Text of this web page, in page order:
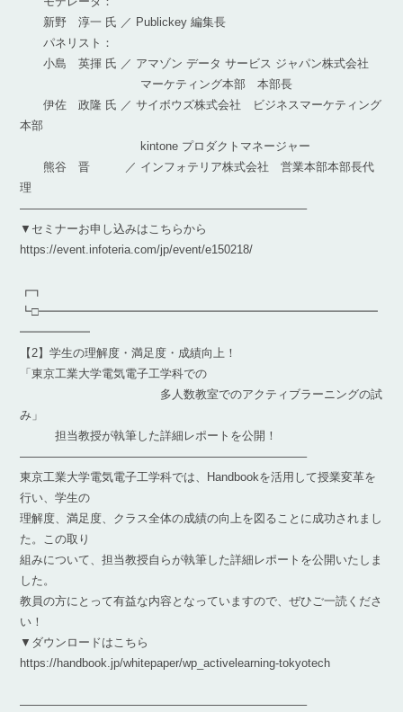
新野 淳一 氏 ／ Publickey 編集長
パネリスト：
小島 英揮 氏 ／ アマゾン データ サービス ジャパン株式会社
マーケティング本部 本部長
伊佐 政隆 氏 ／ サイボウズ株式会社 ビジネスマーケティング
本部
kintone プロダクトマネージャー
熊谷 晋 ／ インフォテリア株式会社 営業本部本部長代
理
————————————————————————–
▼セミナーお申し込みはこちらから
https://event.infoteria.com/jp/event/e150218/
┏┓
┗□━━━━━━━━━━━━━━━━━━━━━━━━━━━━━
━━━━━━
【2】学生の理解度・満足度・成績向上！
「東京工業大学電気電子工学科での
多人数教室でのアクティブラーニングの試
み」
担当教授が執筆した詳細レポートを公開！
————————————————————————–
東京工業大学電気電子工学科では、Handbookを活用して授業変革を
行い、学生の
理解度、満足度、クラス全体の成績の向上を図ることに成功されまし
た。この取り
組みについて、担当教授自らが執筆した詳細レポートを公開いたしま
した。
教員の方にとって有益な内容となっていますので、ぜひご一読くださ
い！
▼ダウンロードはこちら
https://handbook.jp/whitepaper/wp_activelearning-tokyotech
————————————————————————–